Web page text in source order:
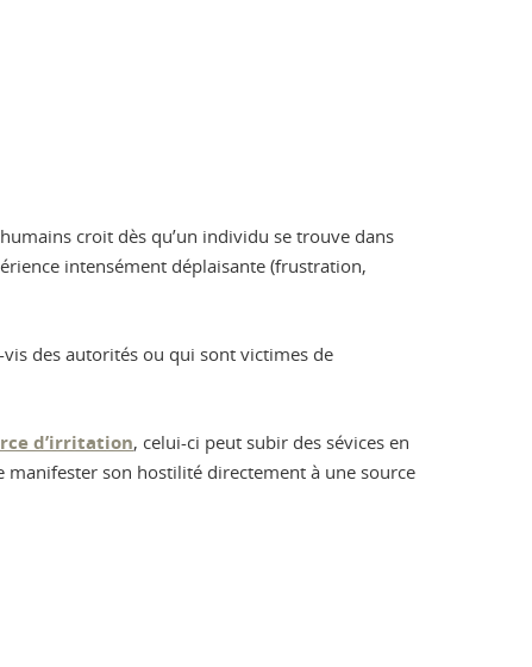
croit dès qu’un individu se trouve dans
intensément déplaisante (frustration,
des autorités ou qui sont victimes de
d’irritation, celui-ci peut subir des sévices en
manifester son hostilité directement à une source